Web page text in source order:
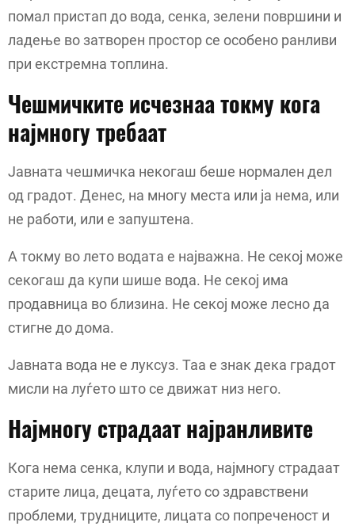
помал пристап до вода, сенка, зелени површини и
ладење во затворен простор се особено ранливи
при екстремна топлина.
Чешмичките исчезнаа токму кога
најмногу требаат
Јавната чешмичка некогаш беше нормален дел
од градот. Денес, на многу места или ја нема, или
не работи, или е запуштена.
А токму во лето водата е најважна. Не секој може
секогаш да купи шише вода. Не секој има
продавница во близина. Не секој може лесно да
стигне до дома.
Јавната вода не е луксуз. Таа е знак дека градот
мисли на луѓето што се движат низ него.
Најмногу страдаат најранливите
Кога нема сенка, клупи и вода, најмногу страдаат
старите лица, децата, луѓето со здравствени
проблеми, трудниците, лицата со попреченост и